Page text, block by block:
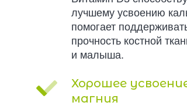
лучшему усвоению
помогает
прочность костной
и малыша.
Хорошее
магния